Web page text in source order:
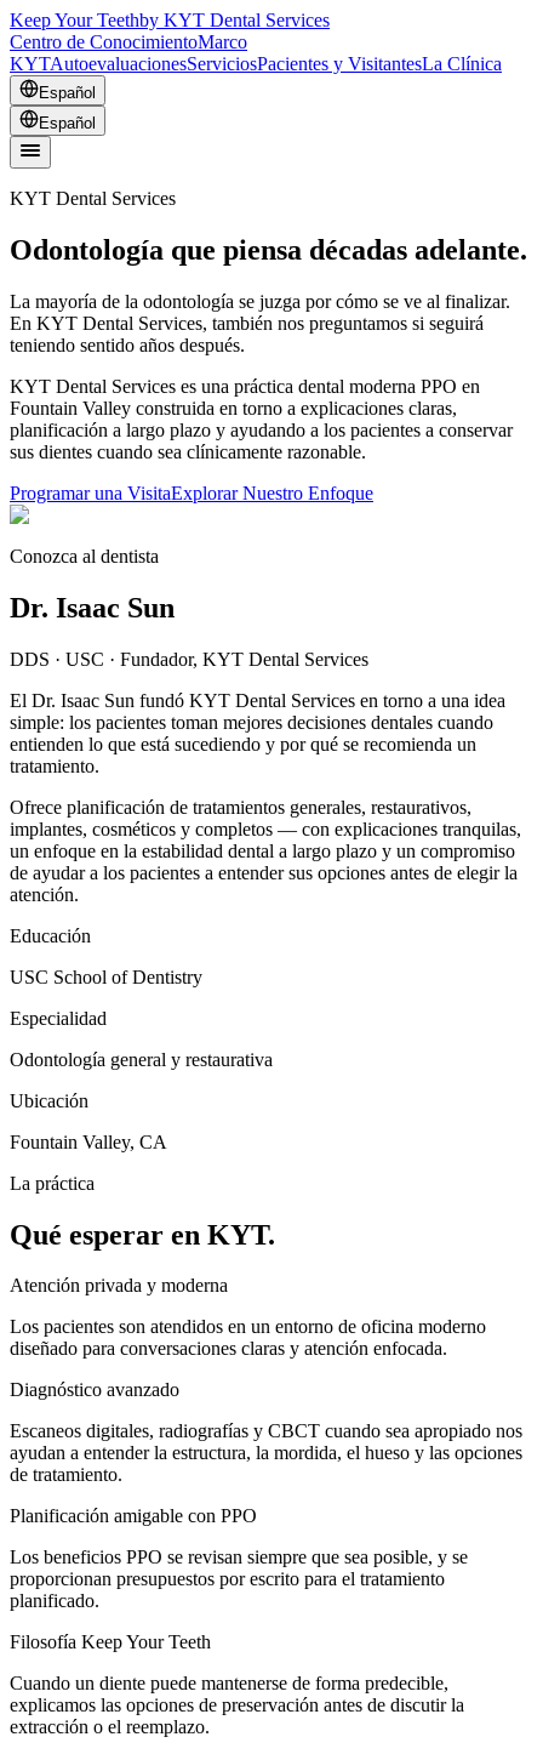
Keep Your Teethby KYT Dental Services
Centro de ConocimientoMarco
KYTAutoevaluacionesServiciosPacientes y VisitantesLa Clínica
Español
Español
KYT Dental Services
Odontología que piensa décadas adelante.
La mayoría de la odontología se juzga por cómo se ve al finalizar.
En KYT Dental Services, también nos preguntamos si seguirá
teniendo sentido años después.
KYT Dental Services es una práctica dental moderna PPO en
Fountain Valley construida en torno a explicaciones claras,
planificación a largo plazo y ayudando a los pacientes a conservar
sus dientes cuando sea clínicamente razonable.
Programar una VisitaExplorar Nuestro Enfoque
Conozca al dentista
Dr. Isaac Sun
DDS · USC · Fundador, KYT Dental Services
El Dr. Isaac Sun fundó KYT Dental Services en torno a una idea
simple: los pacientes toman mejores decisiones dentales cuando
entienden lo que está sucediendo y por qué se recomienda un
tratamiento.
Ofrece planificación de tratamientos generales, restaurativos,
implantes, cosméticos y completos — con explicaciones tranquilas,
un enfoque en la estabilidad dental a largo plazo y un compromiso
de ayudar a los pacientes a entender sus opciones antes de elegir la
atención.
Educación
USC School of Dentistry
Especialidad
Odontología general y restaurativa
Ubicación
Fountain Valley, CA
La práctica
Qué esperar en KYT.
Atención privada y moderna
Los pacientes son atendidos en un entorno de oficina moderno
diseñado para conversaciones claras y atención enfocada.
Diagnóstico avanzado
Escaneos digitales, radiografías y CBCT cuando sea apropiado nos
ayudan a entender la estructura, la mordida, el hueso y las opciones
de tratamiento.
Planificación amigable con PPO
Los beneficios PPO se revisan siempre que sea posible, y se
proporcionan presupuestos por escrito para el tratamiento
planificado.
Filosofía Keep Your Teeth
Cuando un diente puede mantenerse de forma predecible,
explicamos las opciones de preservación antes de discutir la
extracción o el reemplazo.